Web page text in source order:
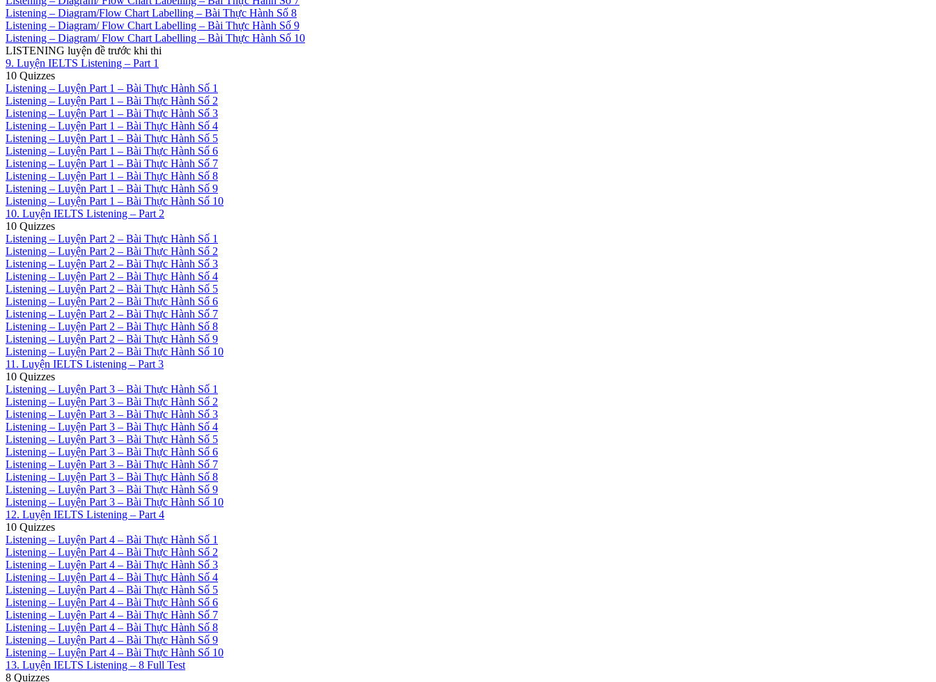
Listening – Diagram/Flow Chart Labelling – Bài Thực Hành Số 8
Listening – Diagram/ Flow Chart Labelling – Bài Thực Hành Số 9
Listening – Diagram/ Flow Chart Labelling – Bài Thực Hành Số 10
LISTENING luyện đề trước khi thi
9. Luyện IELTS Listening – Part 1
10 Quizzes
Listening – Luyện Part 1 – Bài Thực Hành Số 1
Listening – Luyện Part 1 – Bài Thực Hành Số 2
Listening – Luyện Part 1 – Bài Thực Hành Số 3
Listening – Luyện Part 1 – Bài Thực Hành Số 4
Listening – Luyện Part 1 – Bài Thực Hành Số 5
Listening – Luyện Part 1 – Bài Thực Hành Số 6
Listening – Luyện Part 1 – Bài Thực Hành Số 7
Listening – Luyện Part 1 – Bài Thực Hành Số 8
Listening – Luyện Part 1 – Bài Thực Hành Số 9
Listening – Luyện Part 1 – Bài Thực Hành Số 10
10. Luyện IELTS Listening – Part 2
10 Quizzes
Listening – Luyện Part 2 – Bài Thực Hành Số 1
Listening – Luyện Part 2 – Bài Thực Hành Số 2
Listening – Luyện Part 2 – Bài Thực Hành Số 3
Listening – Luyện Part 2 – Bài Thực Hành Số 4
Listening – Luyện Part 2 – Bài Thực Hành Số 5
Listening – Luyện Part 2 – Bài Thực Hành Số 6
Listening – Luyện Part 2 – Bài Thực Hành Số 7
Listening – Luyện Part 2 – Bài Thực Hành Số 8
Listening – Luyện Part 2 – Bài Thực Hành Số 9
Listening – Luyện Part 2 – Bài Thực Hành Số 10
11. Luyện IELTS Listening – Part 3
10 Quizzes
Listening – Luyện Part 3 – Bài Thực Hành Số 1
Listening – Luyện Part 3 – Bài Thực Hành Số 2
Listening – Luyện Part 3 – Bài Thực Hành Số 3
Listening – Luyện Part 3 – Bài Thực Hành Số 4
Listening – Luyện Part 3 – Bài Thực Hành Số 5
Listening – Luyện Part 3 – Bài Thực Hành Số 6
Listening – Luyện Part 3 – Bài Thực Hành Số 7
Listening – Luyện Part 3 – Bài Thực Hành Số 8
Listening – Luyện Part 3 – Bài Thực Hành Số 9
Listening – Luyện Part 3 – Bài Thực Hành Số 10
12. Luyện IELTS Listening – Part 4
10 Quizzes
Listening – Luyện Part 4 – Bài Thực Hành Số 1
Listening – Luyện Part 4 – Bài Thực Hành Số 2
Listening – Luyện Part 4 – Bài Thực Hành Số 3
Listening – Luyện Part 4 – Bài Thực Hành Số 4
Listening – Luyện Part 4 – Bài Thực Hành Số 5
Listening – Luyện Part 4 – Bài Thực Hành Số 6
Listening – Luyện Part 4 – Bài Thực Hành Số 7
Listening – Luyện Part 4 – Bài Thực Hành Số 8
Listening – Luyện Part 4 – Bài Thực Hành Số 9
Listening – Luyện Part 4 – Bài Thực Hành Số 10
13. Luyện IELTS Listening – 8 Full Test
8 Quizzes